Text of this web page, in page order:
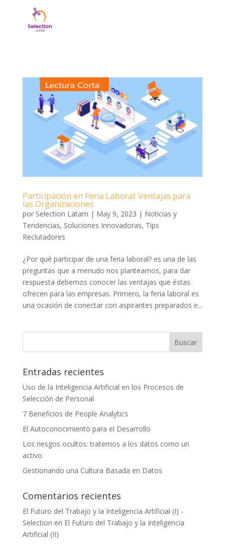
Participación en Feria Laboral: Ventajas para
las Organizaciones
por Selection Latam | May 9, 2023 | Noticias y
Tendencias, Soluciones Innovadoras, Tips
Reclutadores
¿Por qué participar de una feria laboral? es una de las
preguntas que a menudo nos planteamos, para dar
respuesta debemos conocer las ventajas que éstas
ofrecen para las empresas. Primero, la feria laboral es
una ocasión de conectar con aspirantes preparados e...
Entradas recientes
Uso de la Inteligencia Artificial en los Procesos de
Selección de Personal
7 Beneficios de People Analytics
El Autoconocimiento para el Desarrollo
Los riesgos ocultos: tratemos a los datos como un
activo
Gestionando una Cultura Basada en Datos
Comentarios recientes
El Futuro del Trabajo y la Inteligencia Artificial (I) -
Selection en El Futuro del Trabajo y la Inteligencia
Artificial (II)